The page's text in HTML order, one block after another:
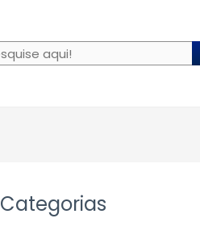
Categorias
r